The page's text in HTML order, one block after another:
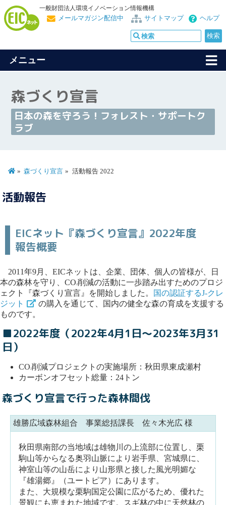
一般財団法人環境イノベーション情報機構
ヘルプ
サイトマップ
メールマガジン配信中
メニュー
森づくり宣言
日本の森を守ろう！フォレスト・サポートク
ラブ
森づくり宣言 活動報告 2022
活動報告
EICネット『森づくり宣言』2022年度
報告概要
2011年9月、EICネットは、企業、団体、個人の皆様が、日
本の森林を守り、CO2削減の活動に一歩踏み出すためのプロジ
ェクト『森づくり宣言』を開始しました。
国の認証するJ-クレ
ジット
の購入を通じて、国内の健全な森の育成を支援する
ものです。
■2022年度（2022年4月1日～2023年3月31
日）
CO2削減プロジェクトの実施場所：秋田県東成瀬村
カーボンオフセット総量：24トン
森づくり宣言で行った森林間伐
雄勝広域森林組合 事業総括課長 佐々木光広 様
秋田県南部の当地域は雄物川の上流部に位置し、栗
駒山等からなる奥羽山脈により岩手県、宮城県に、
神室山等の山岳により山形県と接した風光明媚な
『雄湯郷』（ユートピア）にあります。
また、大規模な栗駒国定公園に広がるため、優れた
景観にも恵まれた地域です。スギ林の中に天然林の